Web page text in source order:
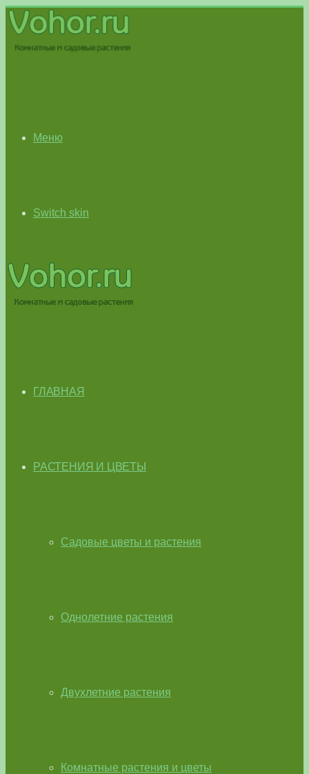
Меню
Switch skin
ГЛАВНАЯ
РАСТЕНИЯ И ЦВЕТЫ
Садовые цветы и растения
Однолетние растения
Двухлетние растения
Комнатные растения и цветы